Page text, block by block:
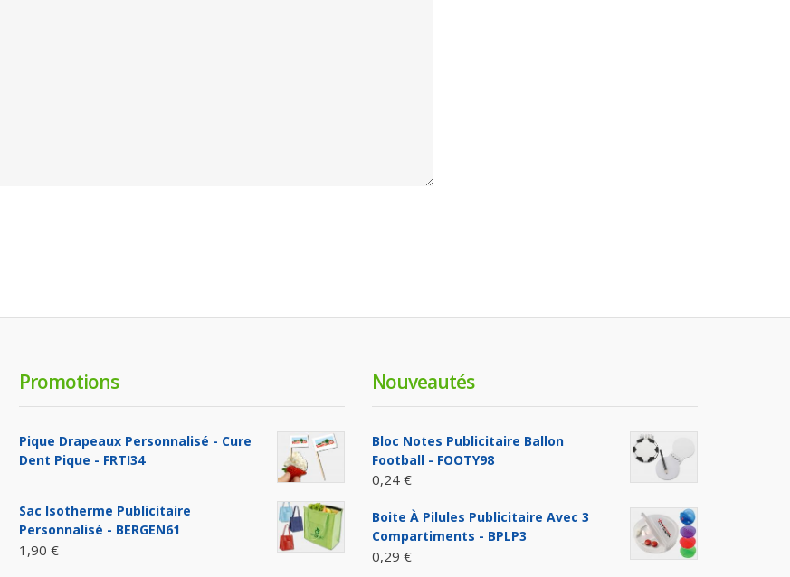
Promotions
Pique Drapeaux Personnalisé - Cure
Dent Pique - FRTI34
Sac Isotherme Publicitaire
Personnalisé - BERGEN61
1,90 €
Nouveautés
Bloc Notes Publicitaire Ballon
Football - FOOTY98
0,24 €
Boite À Pilules Publicitaire Avec 3
Compartiments - BPLP3
0,29 €